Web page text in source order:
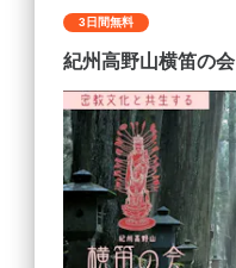
3日間無料
紀州高野山横笛の会